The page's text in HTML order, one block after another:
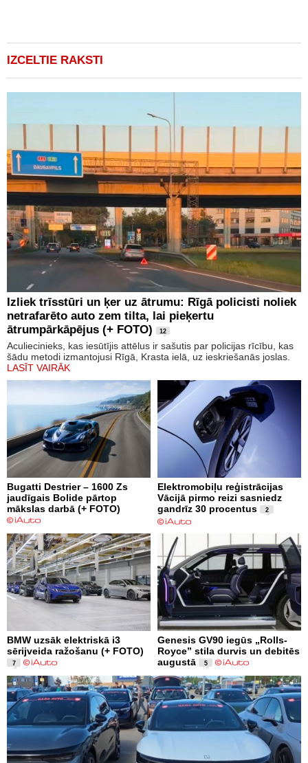
IZCELTIE RAKSTI
Izliek trīsstūri un ķer uz ātrumu: Rīgā policisti noliek
netrafarēto auto zem tilta, lai pieķertu
ātrumpārkāpējus (+ FOTO)
12
Aculiecinieks, kas iesūtījis attēlus ir sašutis par policijas rīcību, kas
šādu metodi izmantojusi Rīgā, Krasta ielā, uz ieskriešanās joslas.
LASĪT VAIRĀK
Bugatti Destrier – 1600 Zs
jaudīgais Bolide pārtop
mākslas darbā (+ FOTO)
Elektromobiļu reģistrācijas
Vācijā pirmo reizi sasniedz
gandrīz 30 procentus
2
BMW uzsāk elektriskā i3
sērijveida ražošanu (+ FOTO)
7
Genesis GV90 iegūs „Rolls-
Royce” stila durvis un debitēs
augustā
5